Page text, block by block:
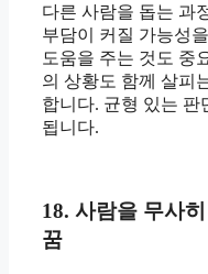
다른 사람을 돕는 과
부담이 커질 가능성
도움을 주는 것도 중
의 상황도 함께 살피
합니다. 균형 있는 판
됩니다.
18. 사람을 무사
꿈